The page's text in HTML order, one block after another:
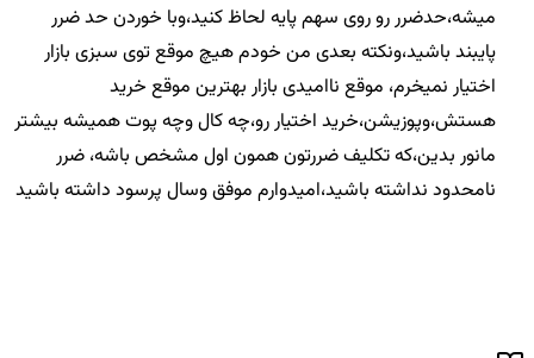
میشه،حدضرر رو روی سهم پایه لحاظ کنید،وبا خوردن حد ضرر
پایبند باشید،ونکته بعدی من خودم هیچ موقع توی سبزی بازار
اختیار نمیخرم، موقع ناامیدی بازار بهترین موقع خرید
هستش،وپوزیشن،خرید اختیار رو،چه کال وچه پوت همیشه بیشتر
مانور بدین،که تکلیف ضررتون همون اول مشخص باشه، ضرر
نامحدود نداشته باشید،امیدوارم موفق وسال پرسود داشته باشید